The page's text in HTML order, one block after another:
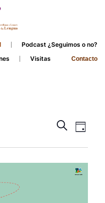
Podcast ¿Seguimos o no?
Publicaciones
Visitas
Search
and
Views
Day